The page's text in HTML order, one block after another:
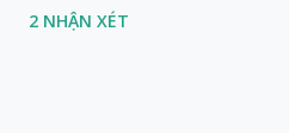
2 NHẬN XÉT